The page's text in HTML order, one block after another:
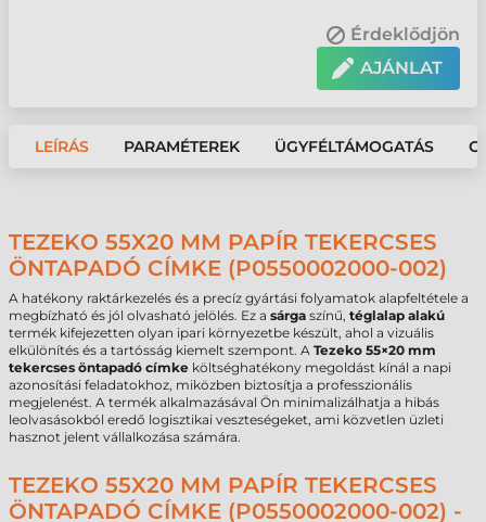
Érdeklődjön
AJÁNLAT
LEÍRÁS PARAMÉTEREK ÜGYFÉLTÁMOGATÁS
TEZEKO 55X20 MM PAPÍR TEKERCSES
ÖNTAPADÓ CÍMKE (P0550002000-002)
A hatékony raktárkezelés és a precíz gyártási folyamatok alapfeltétele a
megbízható és jól olvasható jelölés. Ez a sárga színű, téglalap alakú
termék kifejezetten olyan ipari környezetbe készült, ahol a vizuális
elkülönítés és a tartósság kiemelt szempont. A Tezeko 55×20 mm
tekercses öntapadó címke költséghatékony megoldást kínál a napi
azonosítási feladatokhoz, miközben biztosítja a professzionális
megjelenést. A termék alkalmazásával Ön minimalizálhatja a hibás
leolvasásokból eredő logisztikai veszteségeket, ami közvetlen üzleti
hasznot jelent vállalkozása számára.
TEZEKO 55X20 MM PAPÍR TEKERCSES
ÖNTAPADÓ CÍMKE (P0550002000-002) -